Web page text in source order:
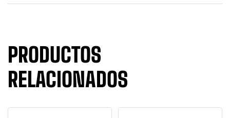
PRODUCTOS
RELACIONADOS